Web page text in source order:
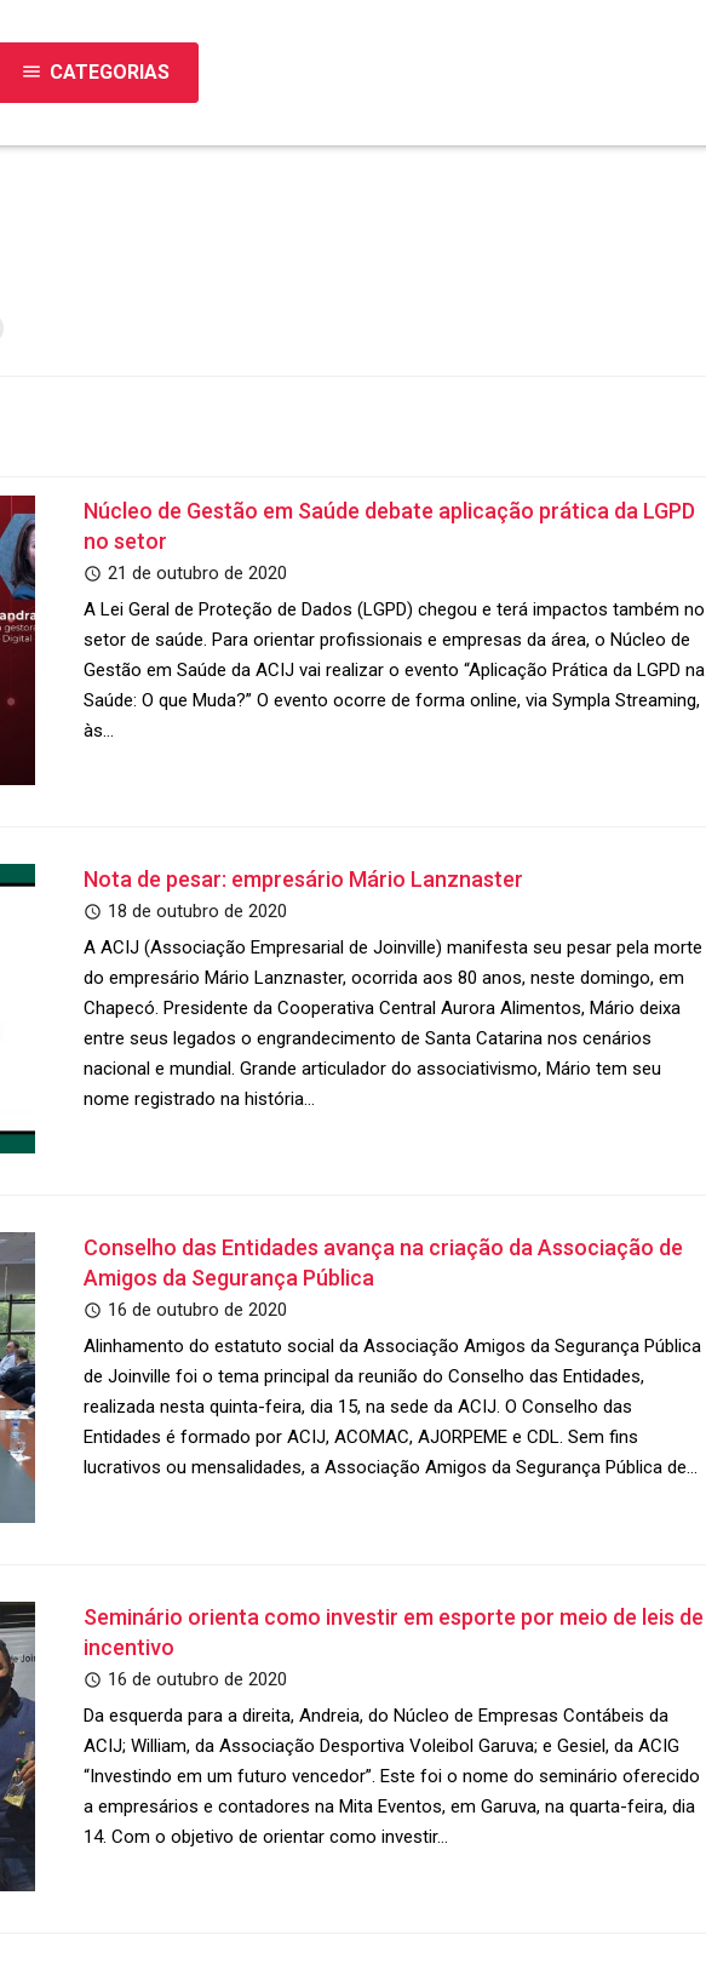
menu CATEGORIAS
Núcleo de Gestão em Saúde debate aplicação prática da LGPD
no setor
21 de outubro de 2020
A Lei Geral de Proteção de Dados (LGPD) chegou e terá impactos também no
setor de saúde. Para orientar profissionais e empresas da área, o Núcleo de
Gestão em Saúde da ACIJ vai realizar o evento “Aplicação Prática da LGPD na
Saúde: O que Muda?” O evento ocorre de forma online, via Sympla Streaming,
às…
Nota de pesar: empresário Mário Lanznaster
18 de outubro de 2020
A ACIJ (Associação Empresarial de Joinville) manifesta seu pesar pela morte
do empresário Mário Lanznaster, ocorrida aos 80 anos, neste domingo, em
Chapecó. Presidente da Cooperativa Central Aurora Alimentos, Mário deixa
entre seus legados o engrandecimento de Santa Catarina nos cenários
nacional e mundial. Grande articulador do associativismo, Mário tem seu
nome registrado na história…
Conselho das Entidades avança na criação da Associação de
Amigos da Segurança Pública
16 de outubro de 2020
Alinhamento do estatuto social da Associação Amigos da Segurança Pública
de Joinville foi o tema principal da reunião do Conselho das Entidades,
realizada nesta quinta-feira, dia 15, na sede da ACIJ. O Conselho das
Entidades é formado por ACIJ, ACOMAC, AJORPEME e CDL. Sem fins
lucrativos ou mensalidades, a Associação Amigos da Segurança Pública de…
Seminário orienta como investir em esporte por meio de leis de
incentivo
16 de outubro de 2020
Da esquerda para a direita, Andreia, do Núcleo de Empresas Contábeis da
ACIJ; William, da Associação Desportiva Voleibol Garuva; e Gesiel, da ACIG
“Investindo em um futuro vencedor”. Este foi o nome do seminário oferecido
a empresários e contadores na Mita Eventos, em Garuva, na quarta-feira, dia
14. Com o objetivo de orientar como investir…